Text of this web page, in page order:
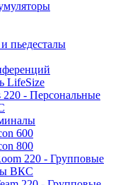
пьедесталы
LifeSize
220 - Персональные
600
800
220 - Групповые
ВКС